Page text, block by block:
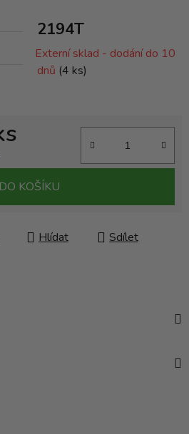
2194T
Externí sklad - dodání do 10
dnů (4 ks)
DO KOŠÍKU
Hlídat Sdílet